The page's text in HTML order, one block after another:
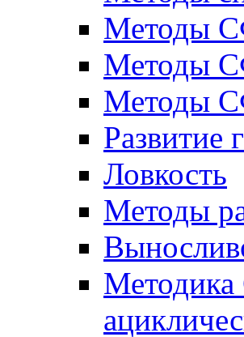
Методы
Методы
Методы
Развитие
Ловкость
Методы
Методика